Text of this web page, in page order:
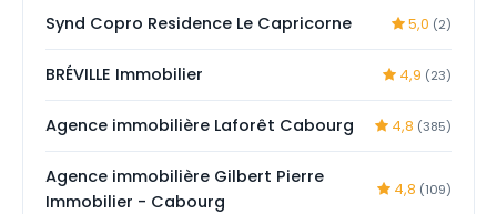
Synd Copro Residence Le Capricorne 5,0 (2)
BRÉVILLE Immobilier 4,9 (23)
Agence immobilière Laforêt Cabourg 4,8 (385)
Agence immobilière Gilbert Pierre
Immobilier - Cabourg
4,8 (109)